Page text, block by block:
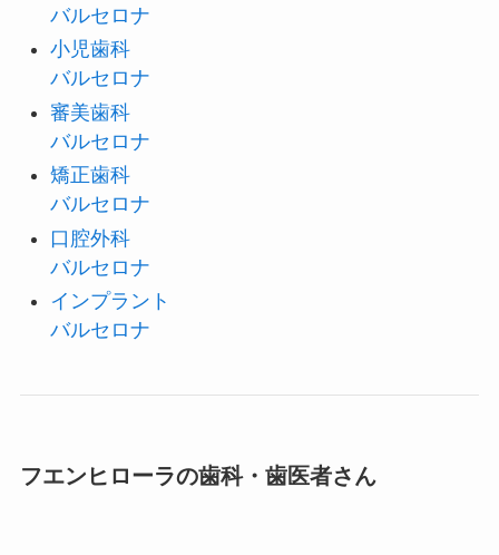
バルセロナ
小児歯科
バルセロナ
審美歯科
バルセロナ
矯正歯科
バルセロナ
口腔外科
バルセロナ
インプラント
バルセロナ
フエンヒローラの歯科・歯医者さん